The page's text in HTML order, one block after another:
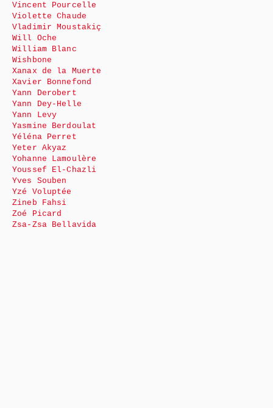
Vincent Pourcelle
Violette Chaude
Vladimir Moustakiç
Will Oche
William Blanc
Wishbone
Xanax de la Muerte
Xavier Bonnefond
Yann Derobert
Yann Dey-Helle
Yann Levy
Yasmine Berdoulat
Yéléna Perret
Yeter Akyaz
Yohanne Lamoulère
Youssef El-Chazli
Yves Souben
Yzé Voluptée
Zineb Fahsi
Zoé Picard
Zsa-Zsa Bellavida